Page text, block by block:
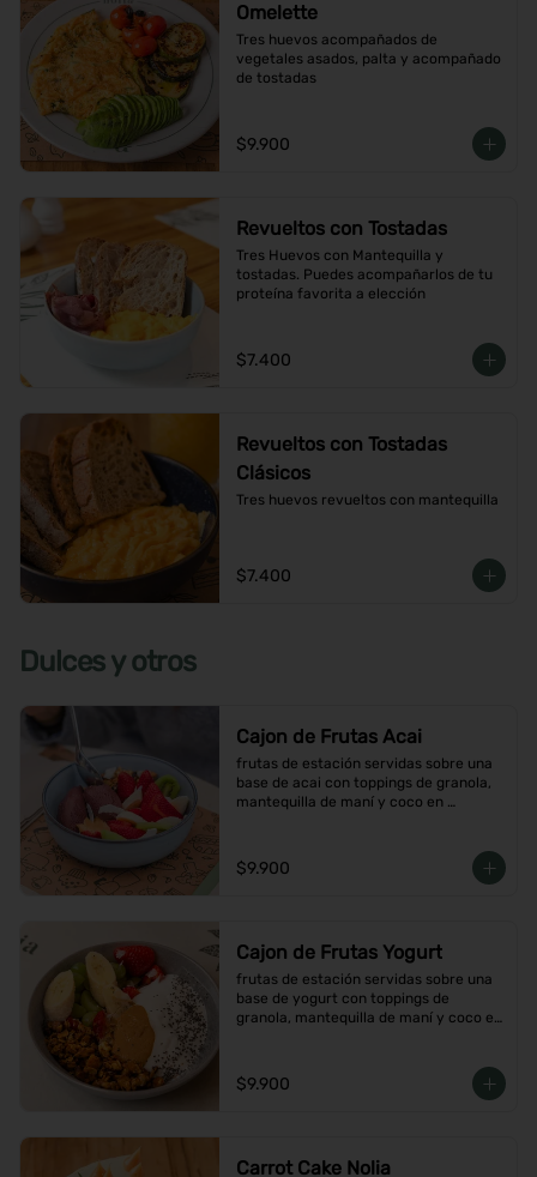
Omelette
Tres huevos acompañados de
vegetales asados, palta y acompañado
de tostadas
$9.900
Revueltos con Tostadas
Tres Huevos con Mantequilla y
tostadas. Puedes acompañarlos de tu
proteína favorita a elección
$7.400
Revueltos con Tostadas
Clásicos
Tres huevos revueltos con mantequilla
$7.400
Dulces y otros
Cajon de Frutas Acai
frutas de estación servidas sobre una
base de acai con toppings de granola,
mantequilla de maní y coco en
$9.900
Cajon de Frutas Yogurt
frutas de estación servidas sobre una
base de yogurt con toppings de
granola, mantequilla de maní y coco en
$9.900
Carrot Cake Nolia